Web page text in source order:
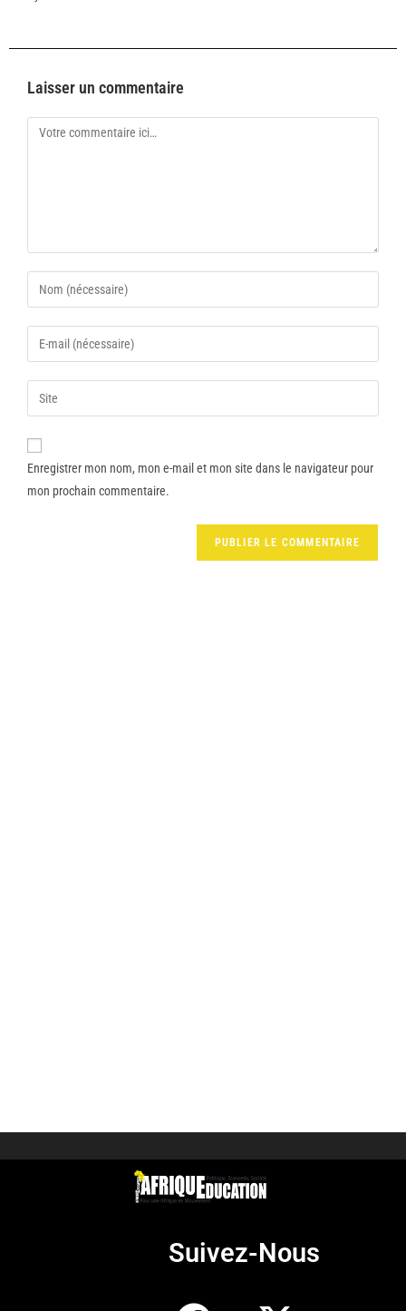
Laisser un commentaire
Enregistrer mon nom, mon e-mail et mon site dans le navigateur pour
mon prochain commentaire.
Suivez-Nous